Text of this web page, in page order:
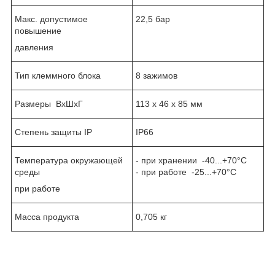
Макс. допустимое
повышение
давления
22,5 бар
Тип клеммного блока 8 зажимов
Размеры ВхШхГ 113 х 46 х 85 мм
Степень защиты IP IP66
Температура окружающей
среды
при работе
- при хранении -40...+70°C
- при работе -25...+70°C
Масса продукта 0,705 кг